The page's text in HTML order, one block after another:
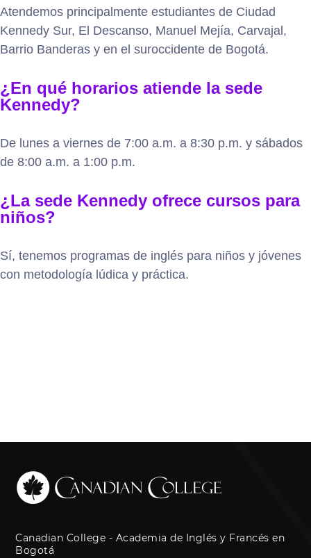
Atendemos principalmente estudiantes de Ciudad
Kennedy Sur, El Descanso, Manuel Mejía, Carvajal,
Barrio Banderas y en el suroccidente de Bogotá.
¿En qué horarios atiende la sede
Kennedy?
De lunes a viernes de 7:00 a.m. a 8:30 p.m. y sábados
de 8:00 a.m. a 1:00 p.m.
¿La sede Kennedy ofrece cursos para
niños?
Sí, tenemos programas de inglés para niños y jóvenes
con metodología lúdica y práctica.
Canadian College - Academia de Inglés y Francés en
Bogotá